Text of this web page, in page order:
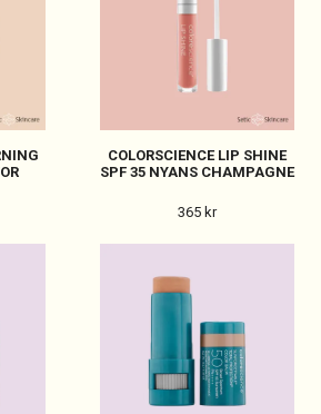
COLORSCIENCE LIP SHINE
SPF 35 NYANS CHAMPAGNE
365 kr